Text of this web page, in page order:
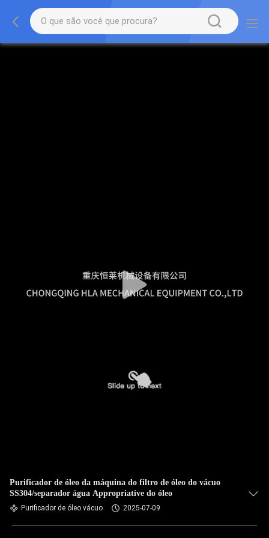
Purificador de óleo da máquina do filtro de óleo do vácuo
SS304/separador água Appropriative do óleo
Purificador de óleo vácuo 2025-07-09